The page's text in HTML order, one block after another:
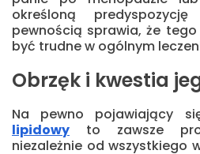
określoną
pewnością sprawia, że
być trudne w ogólnym
Obrzęk i kwestia
Na pewno pojawiający
lipidowy to zawsze
niezależnie od wszystkiego